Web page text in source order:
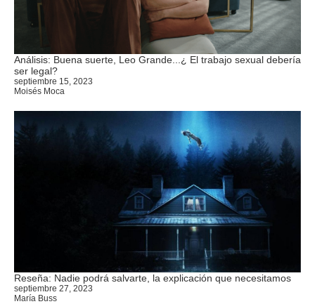
Análisis: Buena suerte, Leo Grande...¿ El trabajo sexual debería
ser legal?
septiembre 15, 2023
Moisés Moca
Reseña: Nadie podrá salvarte, la explicación que necesitamos
septiembre 27, 2023
María Buss